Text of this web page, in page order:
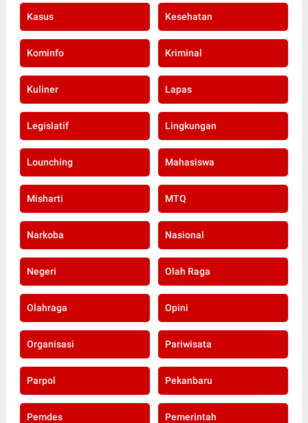
Kasus Kesehatan
Kominfo Kriminal
Kuliner Lapas
Legislatif Lingkungan
Lounching Mahasiswa
Misharti MTQ
Narkoba Nasional
Negeri Olah Raga
Olahraga Opini
Organisasi Pariwisata
Parpol Pekanbaru
Pemdes Pemerintah